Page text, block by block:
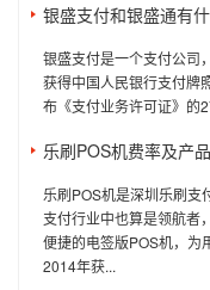
银盛支付和银盛通有什
银盛支付是一个支付公司
获得中国人民银行支付牌
布《支付业务许可证》的
乐刷POS机费率及产
乐刷POS机是深圳乐刷支
支付行业中也算是领航者
便捷的电签版POS机，为
2014年获...